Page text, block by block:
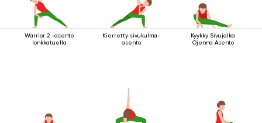
Warrior 2 -asento
lonkkatuella
Kierretty sivukulma-
asento
Kyykky Sivujalka
Ojenna Asento